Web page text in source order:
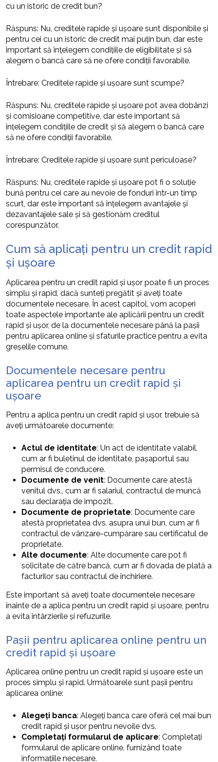
cu un istoric de credit bun?
Răspuns: Nu, creditele rapide și ușoare sunt disponibile și
pentru cei cu un istoric de credit mai puțin bun, dar este
important să înțelegem condițiile de eligibilitate și să
alegem o bancă care să ne ofere condiții favorabile.
Întrebare: Creditele rapide și ușoare sunt scumpe?
Răspuns: Nu, creditele rapide și ușoare pot avea dobânzi
și comisioane competitive, dar este important să
înțelegem condițiile de credit și să alegem o bancă care
să ne ofere condiții favorabile.
Întrebare: Creditele rapide și ușoare sunt periculoase?
Răspuns: Nu, creditele rapide și ușoare pot fi o soluție
bună pentru cei care au nevoie de fonduri într-un timp
scurt, dar este important să înțelegem avantajele și
dezavantajele sale și să gestionăm creditul
corespunzător.
Cum să aplicați pentru un credit rapid
și ușoare
Aplicarea pentru un credit rapid și ușor poate fi un proces
simplu și rapid, dacă sunteți pregătit și aveți toate
documentele necesare. În acest capitol, vom acoperi
toate aspectele importante ale aplicării pentru un credit
rapid și ușor, de la documentele necesare până la pașii
pentru aplicarea online și sfaturile practice pentru a evita
greșelile comune.
Documentele necesare pentru
aplicarea pentru un credit rapid și
ușoare
Pentru a aplica pentru un credit rapid și ușor, trebuie să
aveți următoarele documente:
Actul de identitate: Un act de identitate valabil,
cum ar fi buletinul de identitate, pașaportul sau
permisul de conducere.
Documente de venit: Documente care atestă
venitul dvs., cum ar fi salariul, contractul de muncă
sau declarația de impozit.
Documente de proprietate: Documente care
atestă proprietatea dvs. asupra unui bun, cum ar fi
contractul de vânzare-cumpărare sau certificatul de
proprietate.
Alte documente: Alte documente care pot fi
solicitate de către bancă, cum ar fi dovada de plată a
facturilor sau contractul de închiriere.
Este important să aveți toate documentele necesare
înainte de a aplica pentru un credit rapid și ușoare, pentru
a evita întârzierile și refuzurile.
Pașii pentru aplicarea online pentru un
credit rapid și ușoare
Aplicarea online pentru un credit rapid și ușoare este un
proces simplu și rapid. Următoarele sunt pașii pentru
aplicarea online:
Alegeți banca: Alegeți banca care oferă cel mai bun
credit rapid și ușor pentru nevoile dvs.
Completați formularul de aplicare: Completați
formularul de aplicare online, furnizând toate
informațiile necesare.